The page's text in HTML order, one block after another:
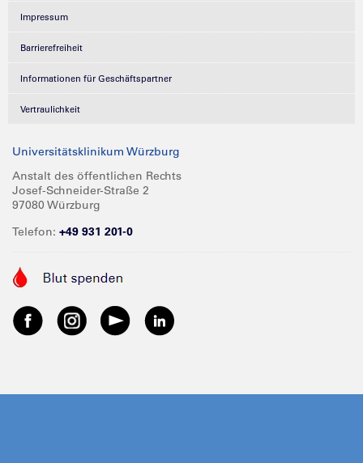
Impressum
Barrierefreiheit
Informationen für Geschäftspartner
Vertraulichkeit
Universitätsklinikum Würzburg
Anstalt des öffentlichen Rechts
Josef-Schneider-Straße 2
97080 Würzburg
Telefon: +49 931 201-0